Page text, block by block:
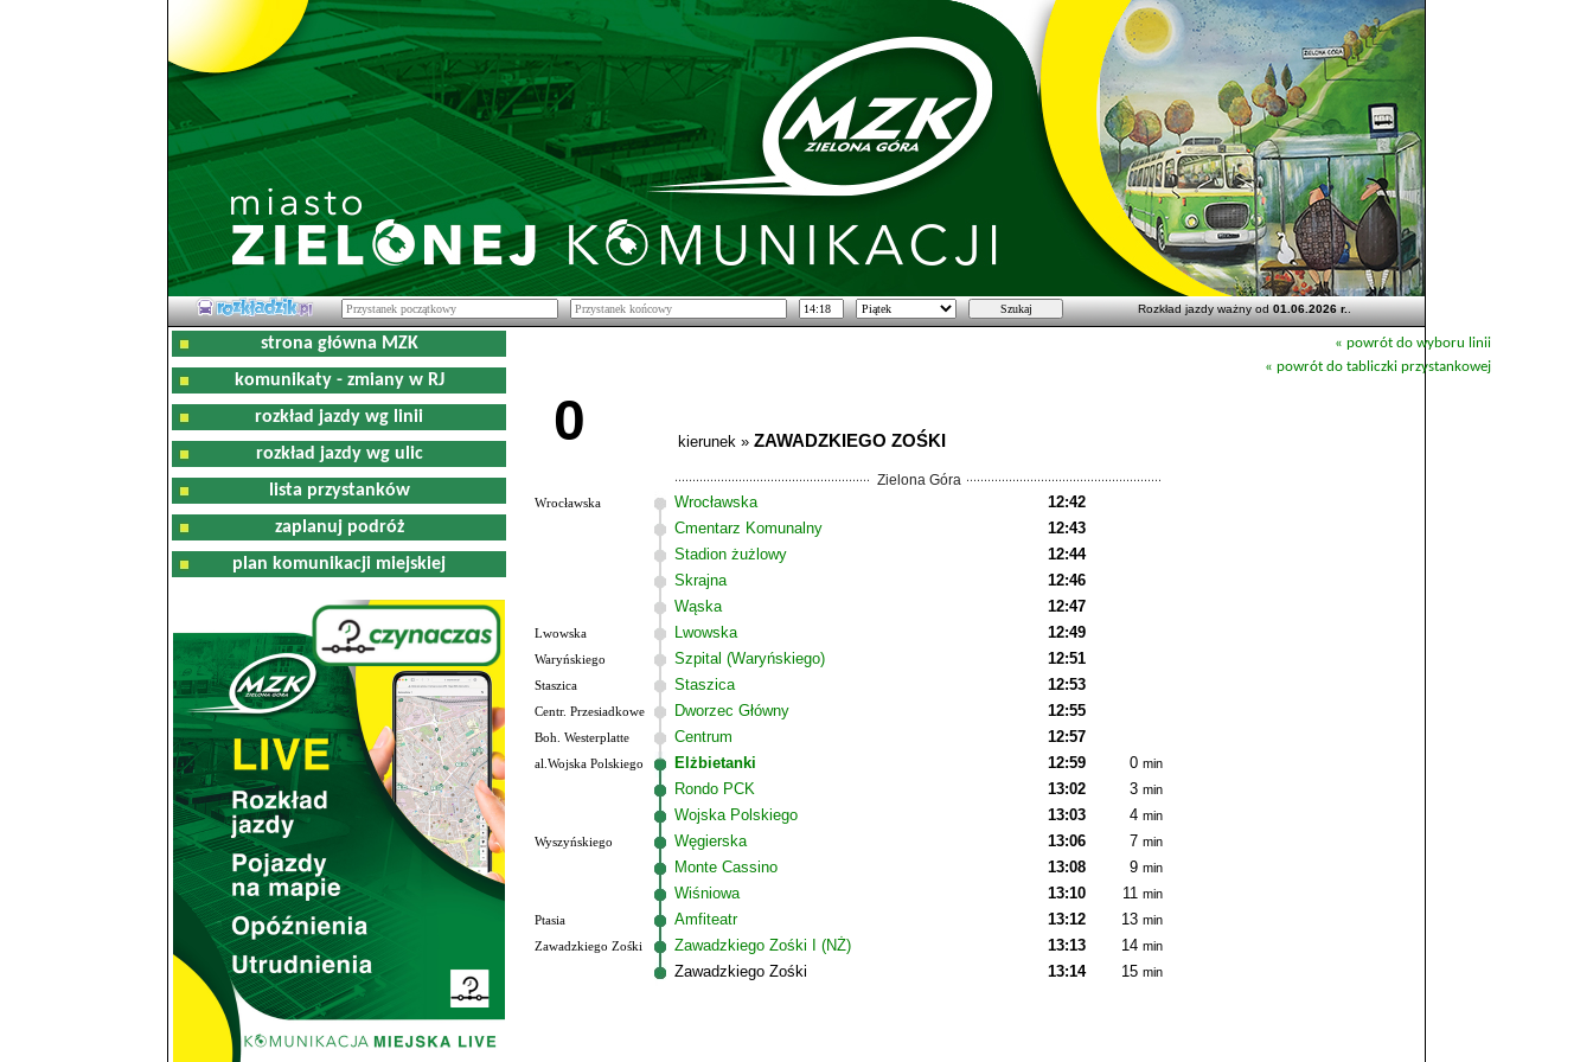
Rozkład jazdy ważny od01.06.2026 r..
strona główna MZK
komunikaty - zmiany w RJ
rozkład jazdy wg linii
rozkład jazdy wg ulic
lista przystanków
zaplanuj podróż
plan komunikacji miejskiej
« powrót do wyboru linii
« powrót do tabliczki przystankowej
0 kierunek » ZAWADZKIEGO ZOŚKI
Zielona Góra
Wrocławska Wrocławska
12:42
Cmentarz Komunalny
12:43
Stadion żużlowy
12:44
Skrajna
12:46
Wąska
12:47
Lwowska Lwowska 12:49
Waryńskiego Szpital (Waryńskiego) 12:51
Staszica Staszica 12:53
Centr. Przesiadkowe Dworzec Główny 12:55
Boh. Westerplatte Centrum 12:57
al.Wojska Polskiego Elżbietanki 12:59 0 min
Rondo PCK 13:02 3 min
Wojska Polskiego 13:03 4 min
Wyszyńskiego
Węgierska 13:06 7 min
Monte Cassino 13:08 9 min
Wiśniowa 13:10 11 min
Ptasia
Amfiteatr 13:12 13 min
Zawadzkiego Zośki
Zawadzkiego Zośki I (NŻ) 13:13 14 min
Zawadzkiego Zośki 13:14 15 min